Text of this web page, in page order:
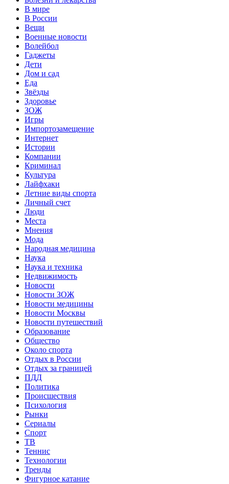
В мире
В России
Вещи
Военные новости
Волейбол
Гаджеты
Дети
Дом и сад
Еда
Звёзды
Здоровье
ЗОЖ
Игры
Импортозамещение
Интернет
Истории
Компании
Криминал
Культура
Лайфхаки
Летние виды спорта
Личный счет
Люди
Места
Мнения
Мода
Народная медицина
Наука
Наука и техника
Недвижимость
Новости
Новости ЗОЖ
Новости медицины
Новости Москвы
Новости путешествий
Образование
Общество
Около спорта
Отдых в России
Отдых за границей
ПДД
Политика
Происшествия
Психология
Рынки
Сериалы
Спорт
ТВ
Теннис
Технологии
Тренды
Фигурное катание